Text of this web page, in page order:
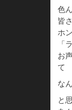
色
皆
ホ
「
お
て
な
と